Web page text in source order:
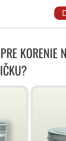
KORENIE